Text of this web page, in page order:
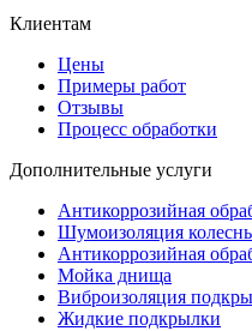
Клиентам
Цены
Примеры работ
Отзывы
Процесс обработки
Дополнительные услуги
Антикоррозийная
Шумоизоляция
Антикоррозийная
Мойка днища
Виброизоляция
Жидкие подкрылки